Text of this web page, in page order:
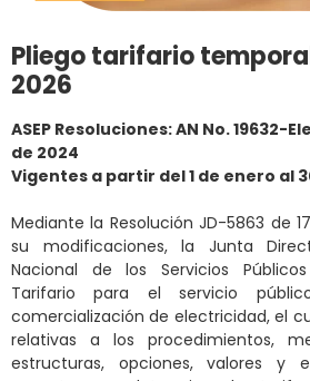
Pliego tarifario
2026
ASEP Resoluciones: AN No. 19632-
de 2024
Vigentes a partir del 1 de enero al
Mediante la Resolución JD-5863 de
su modificaciones, la Junta
Nacional de los Servicios
Tarifario para el servicio
comercialización de electricidad, el
relativas a los procedimientos,
estructuras, opciones, valores y